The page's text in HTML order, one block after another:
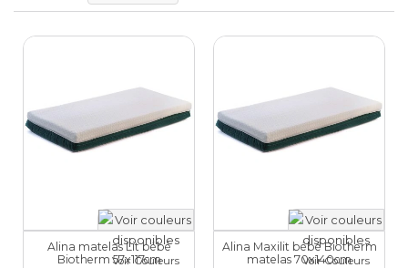
Alina matelas Lit bébé
Biotherm 57x117cm
Voir Couleurs
Alina Maxilit bébé Biotherm
matelas 70x140cm
Voir Couleurs